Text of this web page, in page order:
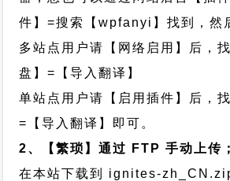
件】=搜索【wpfanyi】找到，然
多站点用户请【网络启用】后，
盘】=【导入翻译】
单站点用户请【启用插件】后，
=【导入翻译】即可。
2、【繁琐】通过 FTP 手动上传；
在本站下载到 ignites-